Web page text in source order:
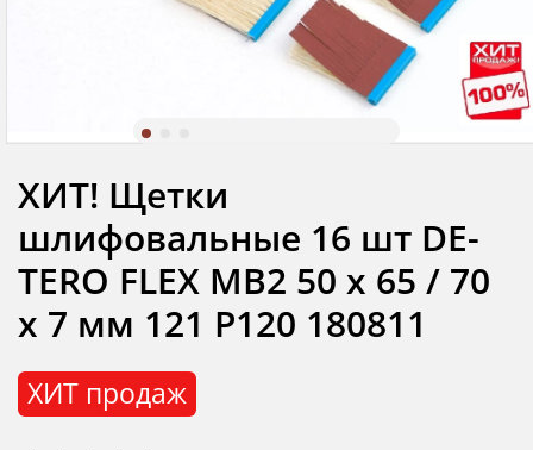
ХИТ продаж
ХИТ! Щетки
шлифовальные 16 шт DE-
TERO FLEX MB2 50 x 65 / 70
х 7 мм 121 P120 180811